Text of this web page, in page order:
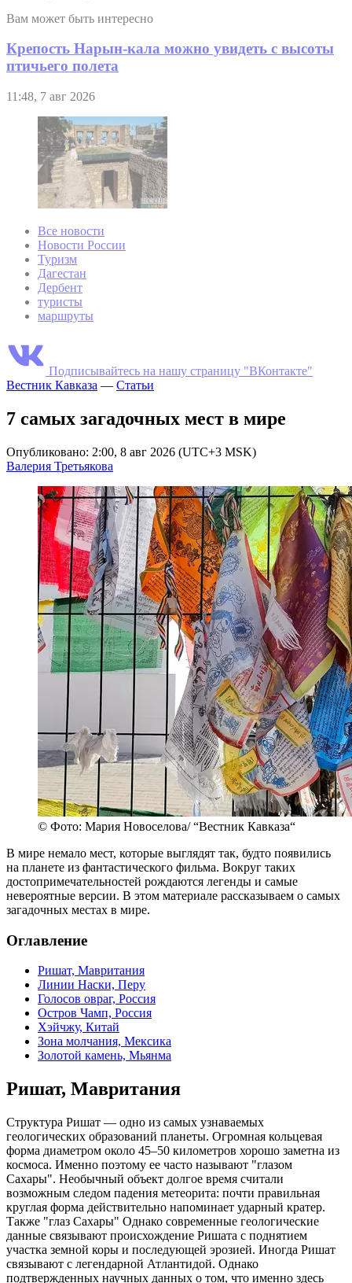
Вам может быть интересно
Крепость Нарын-кала можно увидеть с высоты
птичьего полета
11:48, 7 авг 2026
Все новости
Новости России
Туризм
Дагестан
Дербент
туристы
маршруты
Подписывайтесь на нашу страницу "ВКонтакте"
Вестник Кавказа — Статьи
7 самых загадочных мест в мире
Опубликовано: 2:00, 8 авг 2026 (UTC+3 MSK)
Валерия Третьякова
© Фото: Мария Новоселова/ “Вестник Кавказа“
В мире немало мест, которые выглядят так, будто появились
на планете из фантастического фильма. Вокруг таких
достопримечательностей рождаются легенды и самые
невероятные версии. В этом материале рассказываем о самых
загадочных местах в мире.
Оглавление
Ришат, Мавритания
Линии Наски, Перу
Голосов овраг, Россия
Остров Чамп, Россия
Хэйчжу, Китай
Зона молчания, Мексика
Золотой камень, Мьянма
Ришат, Мавритания
Структура Ришат — одно из самых узнаваемых
геологических образований планеты. Огромная кольцевая
форма диаметром около 45–50 километров хорошо заметна из
космоса. Именно поэтому ее часто называют "глазом
Сахары". Необычный объект долгое время считали
возможным следом падения метеорита: почти правильная
круглая форма действительно напоминает ударный кратер.
Также "глаз Сахары" Однако современные геологические
данные связывают происхождение Ришата с поднятием
участка земной коры и последующей эрозией. Иногда Ришат
связывают с легендарной Атлантидой. Однако
подтвержденных научных данных о том, что именно здесь